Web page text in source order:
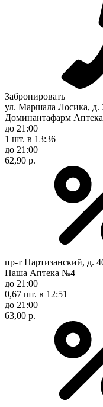
Забронировать
ул. Маршала Лосика, д.
Доминантафарм
до 21:00
1 шт. в 13:36
до 21:00
62,90 р.
пр-т Партизанский, д.
Наша Аптека №4
до 21:00
0,67 шт. в 12:51
до 21:00
63,00 р.